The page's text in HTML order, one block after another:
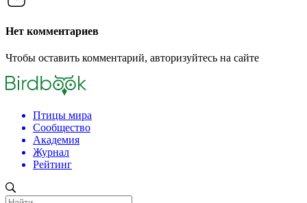
Нет комментариев
Чтобы оставить комментарий, авторизуйтесь на сайте
Птицы мира
Сообщество
Академия
Журнал
Рейтинг